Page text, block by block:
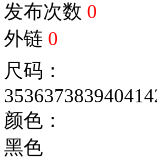
发布次数 0
外链 0
尺码：
35363738394041
颜色：
黑色